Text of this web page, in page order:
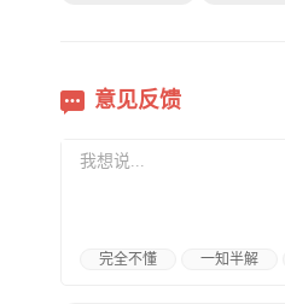
意见反馈
完全不懂 一知半解